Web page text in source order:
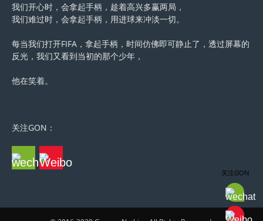
我们开心时，会拿起手柄，趁着高兴多赢两局，
我们难过时，会拿起手柄，用进球来冲淡一切。
每当我们打开FIFA，拿起手柄，时间仿佛即可静止了，透过屏幕的
反光，我们又看到当初的那个少年，
他在笑着。
关注GON：
关注GON